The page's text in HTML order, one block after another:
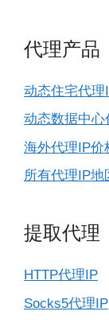
代理产品
动态住宅代理
动态数据中心
海外代理IP价
所有代理IP地
提取代理
HTTP代理IP
Socks5代理IP